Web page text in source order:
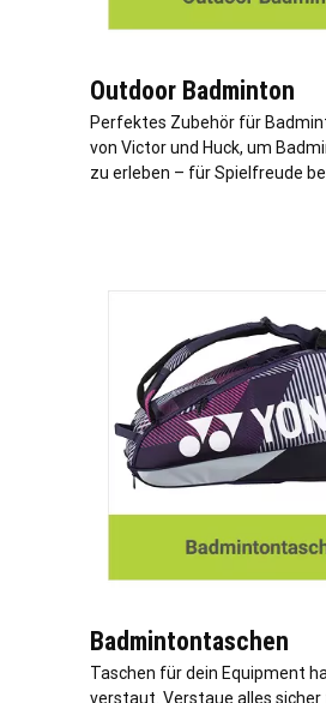
Outdoor Badminton
Perfektes Zubehör für
von Victor und Huck, um
zu erleben – für Spielfreude
Badmintontaschen
Taschen für dein Equipment
verstaut. Verstaue alles sicher